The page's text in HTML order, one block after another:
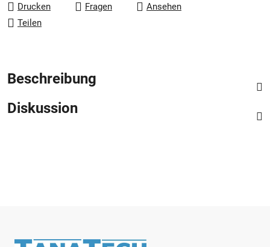
Drucken Fragen
Ansehen
Teilen
Beschreibung
Diskussion
Fußzeile